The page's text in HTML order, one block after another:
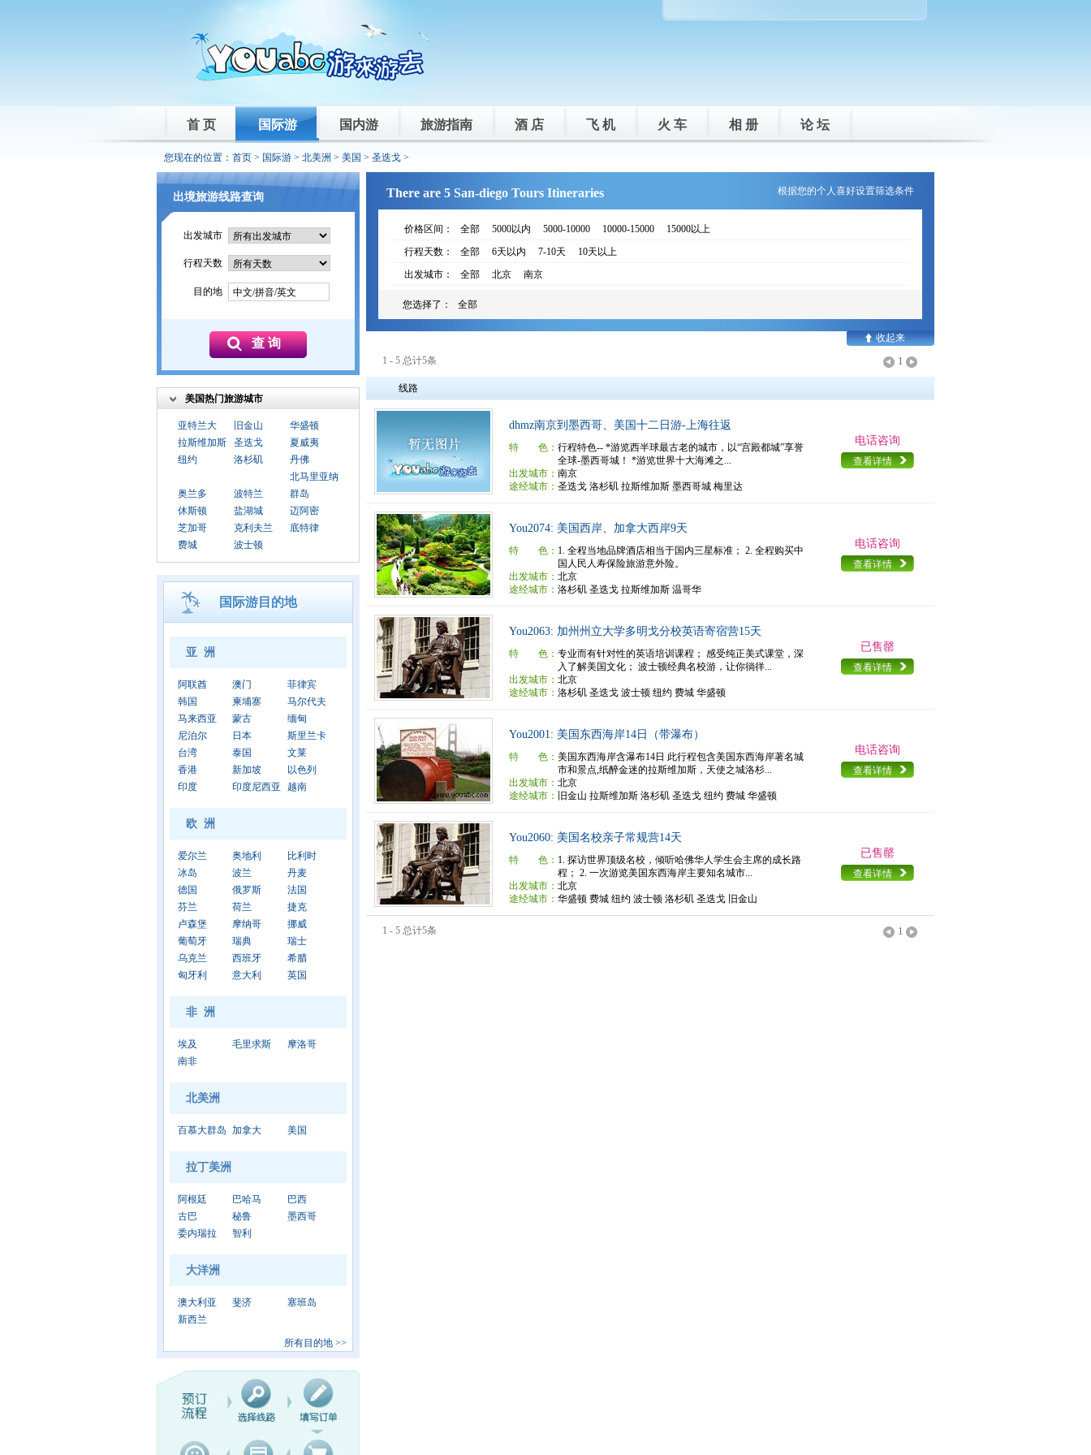
首 页 国际游 国内游 旅游指南 酒 店 飞 机 火 车 相 册 论 坛
您现在的位置： 首页 > 国际游 > 北美洲 > 美国 > 圣迭戈 >
出境旅游线路查询
出发城市
行程天数
目的地 中文/拼音/英文
美国热门旅游城市
亚特兰大 旧金山
华盛顿
拉斯维加斯
圣迭戈
夏威夷
纽约
洛杉矶 丹佛
奥兰多 波特兰
北马里亚纳
群岛
休斯顿
盐湖城
迈阿密
芝加哥
克利夫兰
底特律
费城
波士顿
国际游目的地
亚 洲
阿联酋 澳门
菲律宾
韩国
柬埔寨
马尔代夫
马来西亚
蒙古
缅甸
尼泊尔
日本
斯里兰卡
台湾
泰国
文莱
香港
新加坡
以色列
印度
印度尼西亚 越南
欧 洲
爱尔兰 奥地利
比利时
冰岛
波兰
丹麦
德国
俄罗斯
法国
芬兰
荷兰
捷克
卢森堡
摩纳哥
挪威
葡萄牙
瑞典
瑞士
乌克兰
西班牙
希腊
匈牙利
意大利 英国
非 洲
埃及 毛里求斯
摩洛哥
南非
北美洲
百慕大群岛 加拿大 美国
拉丁美洲
阿根廷 巴哈马
巴西
古巴
秘鲁
墨西哥
委内瑞拉
智利
大洋洲
澳大利亚 斐济
塞班岛
新西兰
所有目的地 >>
根据您的个人喜好设置筛选条件
There are 5 San-diego Tours Itineraries
价格区间： 全部 5000以内 5000-10000 10000-15000
15000以上
行程天数：
全部 6天以内 7-10天
10天以上
出发城市：
全部 北京 南京
您选择了： 全部
< 1 >
1 - 5 总计5条
线路
dhmz南京到墨西哥、美国十二日游-上海往返
特 色： 行程特色-- *游览西半球最古老的城市，以“宫殿都城”享誉
全球-墨西哥城！ *游览世界十大海滩之...
出发城市： 南京
途经城市： 圣迭戈 洛杉矶 拉斯维加斯 墨西哥城 梅里达
电话咨询
查看详情
You2074: 美国西岸、加拿大西岸9天
特 色： 1. 全程当地品牌酒店相当于国内三星标准； 2. 全程购买中
国人民人寿保险旅游意外险。
出发城市： 北京
途经城市： 洛杉矶 圣迭戈 拉斯维加斯 温哥华
电话咨询
查看详情
You2063: 加州州立大学多明戈分校英语寄宿营15天
特 色： 专业而有针对性的英语培训课程； 感受纯正美式课堂，深
入了解美国文化； 波士顿经典名校游，让你徜徉...
出发城市： 北京
途经城市： 洛杉矶 圣迭戈 波士顿 纽约 费城 华盛顿
已售罄
查看详情
You2001: 美国东西海岸14日（带瀑布）
特 色： 美国东西海岸含瀑布14日 此行程包含美国东西海岸著名城
市和景点,纸醉金迷的拉斯维加斯，天使之城洛杉...
出发城市： 北京
途经城市：
旧金山 拉斯维加斯 洛杉矶 圣迭戈 纽约 费城 华盛顿
电话咨询
查看详情
You2060: 美国名校亲子常规营14天
特 色： 1. 探访世界顶级名校，倾听哈佛华人学生会主席的成长路
程； 2. 一次游览美国东西海岸主要知名城市...
出发城市： 北京
途经城市： 华盛顿 费城 纽约 波士顿 洛杉矶 圣迭戈 旧金山
已售罄
查看详情
< 1 >
1 - 5 总计5条